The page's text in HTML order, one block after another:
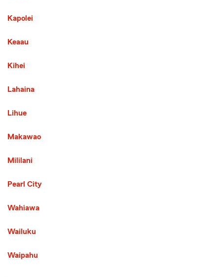
Kapolei
Keaau
Kihei
Lahaina
Lihue
Makawao
Mililani
Pearl City
Wahiawa
Wailuku
Waipahu